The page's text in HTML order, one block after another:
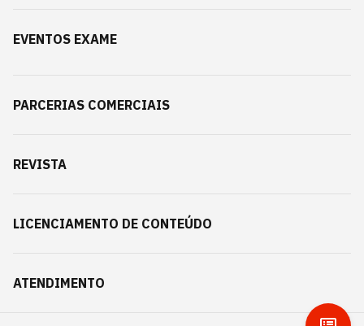
EVENTOS EXAME
PARCERIAS COMERCIAIS
REVISTA
LICENCIAMENTO DE CONTEÚDO
ATENDIMENTO